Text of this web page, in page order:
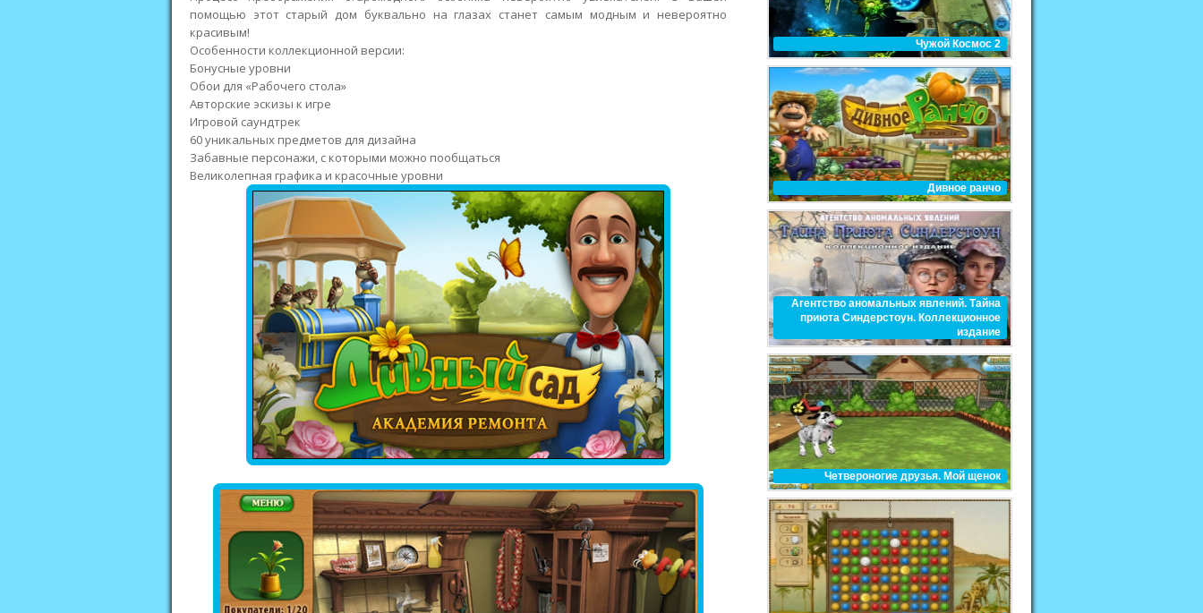
помощью этот старый дом буквально на глазах станет самым модным и невероятно
красивым!
Особенности коллекционной версии:
Бонусные уровни
Обои для «Рабочего стола»
Авторские эскизы к игре
Игровой саундтрек
60 уникальных предметов для дизайна
Забавные персонажи, с которыми можно пообщаться
Великолепная графика и красочные уровни
Чужой Космос 2
Дивное ранчо
Агентство аномальных явлений. Тайна
приюта Синдерстоун. Коллекционное
издание
Четвероногие друзья. Мой щенок